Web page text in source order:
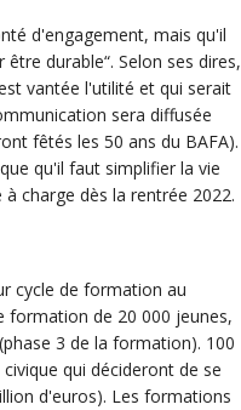
d'engagement, mais qu'il
durable“. Selon ses dires,
vantée l'utilité et qui serait
sera diffusée
fêtés les 50 ans du BAFA).
qu'il faut simplifier la vie
charge dès la rentrée 2022.
cycle de formation au
formation de 20 000 jeunes,
3 de la formation). 100
qui décideront de se
d'euros). Les formations